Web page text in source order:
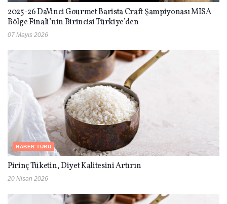
2025-26 DaVinci Gourmet Barista Craft Şampiyonası MISA
Bölge Finali’nin Birincisi Türkiye’den
07 Mayıs 2026
HABER TURU
Pirinç Tüketin, Diyet Kalitesini Artırın
20 Nisan 2026